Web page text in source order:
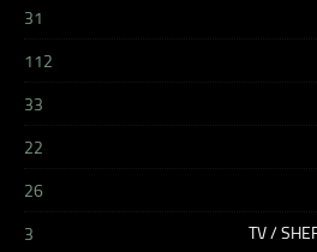
31
112
33
22
26
3